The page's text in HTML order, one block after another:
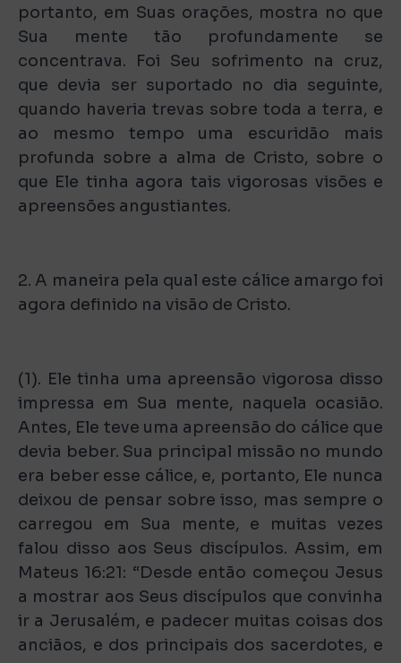
portanto, em Suas orações, mostra no que
Sua mente tão profundamente se
concentrava. Foi Seu sofrimento na cruz,
que devia ser suportado no dia seguinte,
quando haveria trevas sobre toda a terra, e
ao mesmo tempo uma escuridão mais
profunda sobre a alma de Cristo, sobre o
que Ele tinha agora tais vigorosas visões e
apreensões angustiantes.
2. A maneira pela qual este cálice amargo foi
agora definido na visão de Cristo.
(1). Ele tinha uma apreensão vigorosa disso
impressa em Sua mente, naquela ocasião.
Antes, Ele teve uma apreensão do cálice que
devia beber. Sua principal missão no mundo
era beber esse cálice, e, portanto, Ele nunca
deixou de pensar sobre isso, mas sempre o
carregou em Sua mente, e muitas vezes
falou disso aos Seus discípulos. Assim, em
Mateus 16:21: “Desde então começou Jesus
a mostrar aos Seus discípulos que convinha
ir a Jerusalém, e padecer muitas coisas dos
anciãos, e dos principais dos sacerdotes, e